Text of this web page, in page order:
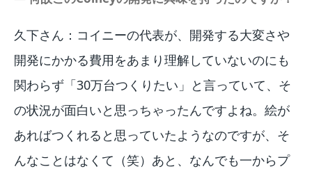
久下さん：コイニーの代表が、開発する大変さや
開発にかかる費用をあまり理解していないのにも
関わらず「30万台つくりたい」と言っていて、そ
の状況が面白いと思っちゃったんですよね。絵が
あればつくれると思っていたようなのですが、そ
んなことはなくて（笑）あと、なんでも一からプ